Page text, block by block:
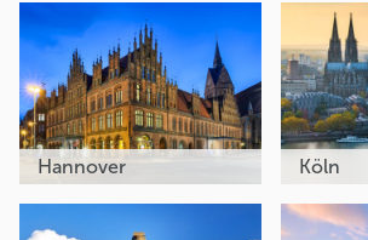
Hannover Köln